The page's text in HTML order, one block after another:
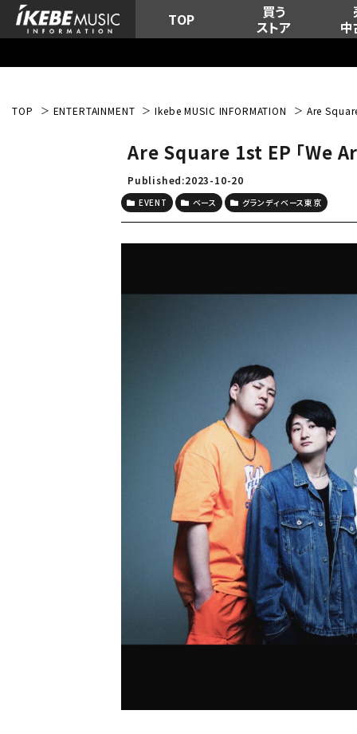
TOP
買う
ストア
TOP ENTERTAINMENT Ikebe MUSIC INFORMATION Are
Are Square 1st EP 「We
Published:2023-10-20
EVENT ベース グランディベース東京